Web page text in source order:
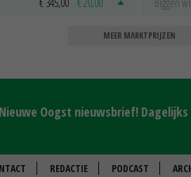
MEER MARKTPRIJZEN
Oogst nieuwsbrief!
REDACTIE PODCAST